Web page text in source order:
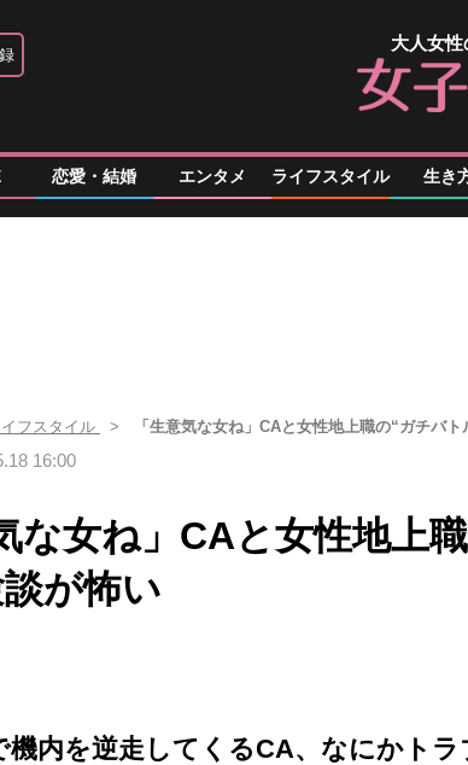
大人女性
恋愛・結婚 エンタメ ライフスタイル 生き
フスタイル 「生意気な女ね」CAと女性地上職の“ガチバ
16:00
な女ね」CAと女性地上
が怖い
機内を逆走してくるCA、なにかトラ